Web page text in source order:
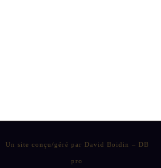
Un site conçu/géré par David Boidin – DB
pro